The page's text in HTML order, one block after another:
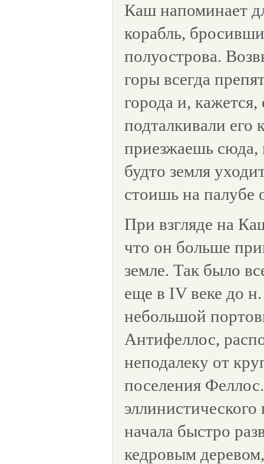
Каш напоминает
корабль,
полуострова.
горы всегда
города и,
подталкивали его
приезжаешь сюда,
будто земля
стоишь на палубе
При взгляде на
что он больше
земле. Так было
еще в IV веке до
небольшой
Антифеллос,
неподалеку от
поселения
начала быстро
кедровым